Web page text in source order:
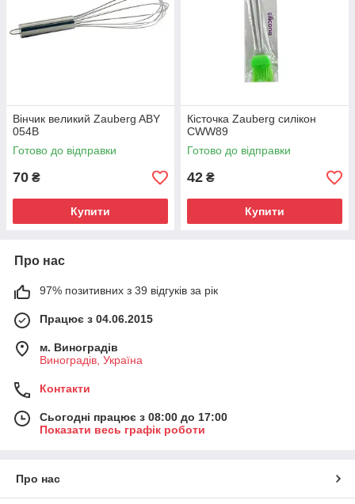
Вінчик великий Zauberg ABY
054B
Готово до відправки
70 ₴
Купити
Кісточка Zauberg силікон
CWW89
Готово до відправки
42 ₴
Купити
Про нас
97% позитивних з 39 відгуків за рік
Працює з 04.06.2015
м. Виноградів
Виноградів, Україна
Контакти
Сьогодні працює з 08:00 до 17:00
Показати весь графік роботи
Про нас